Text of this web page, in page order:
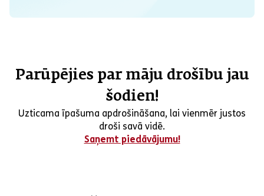
Parūpējies par māju drošību jau
šodien!
Uzticama īpašuma apdrošināšana, lai vienmēr justos
droši savā vidē.
Saņemt piedāvājumu!